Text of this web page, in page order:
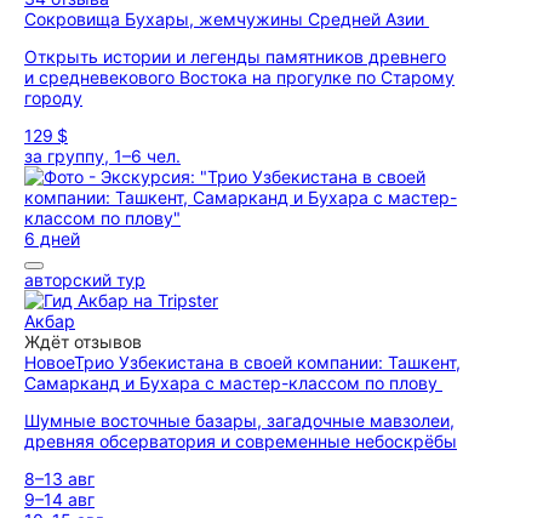
Сокровища Бухары, жемчужины Средней Азии
Открыть истории и легенды памятников древнего
и средневекового Востока на прогулке по Старому
городу
129 $
за группу, 1–6 чел.
6 дней
авторский тур
Акбар
Ждёт отзывов
НовоеТрио Узбекистана в своей компании: Ташкент,
Самарканд и Бухара с мастер-классом по плову
Шумные восточные базары, загадочные мавзолеи,
древняя обсерватория и современные небоскрёбы
8–13 авг
9–14 авг